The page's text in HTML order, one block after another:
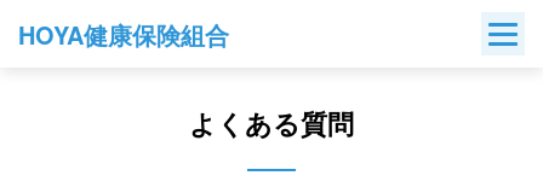
HOYA健康保険組合
よくある質問